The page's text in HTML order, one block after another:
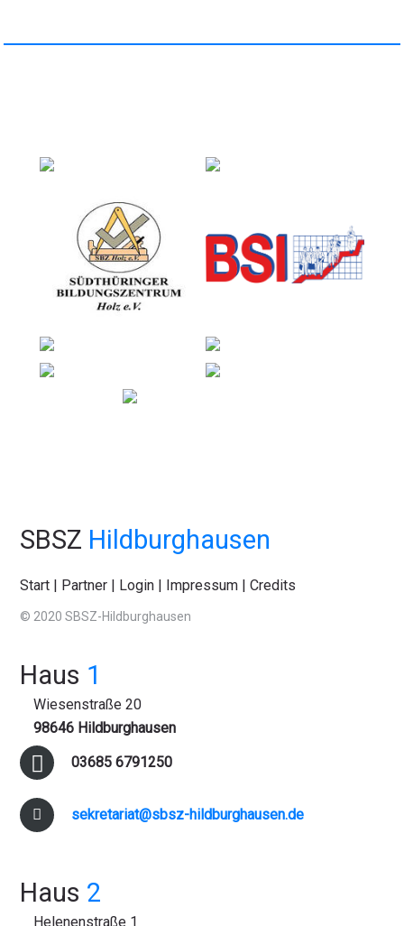
SBSZ Hildburghausen
Start | Partner | Login | Impressum |Credits
© 2020 SBSZ-Hildburghausen
Haus 1
Wiesenstraße 20
98646 Hildburghausen
03685 6791250
sekretariat@sbsz-hildburghausen.de
Haus 2
Helenenstraße 1